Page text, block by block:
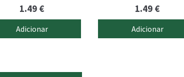
1.49 €
Adicionar
1.49 €
Adicionar